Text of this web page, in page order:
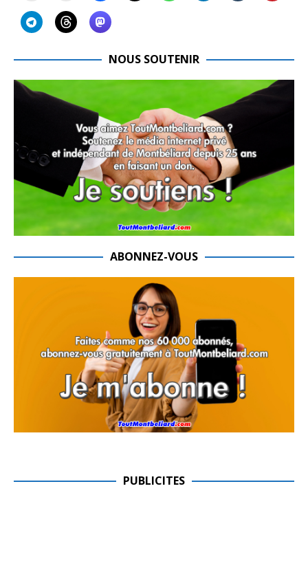
NOUS SOUTENIR
ABONNEZ-VOUS
PUBLICITES